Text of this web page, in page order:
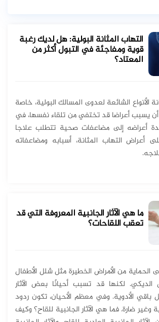
التهاب المثانة البولية: هل لديك رغبة
قوية ومفاجئة في التبول أكثر من
المعتاد؟
الأنواع الشائعة لعدوى المسالك البولية، خاصة
يسبب أعراضا قد تختفي من تلقاء نفسها، في
أعراضه إلى مضاعفات صحية تتطلب علاجا
أعراض التهاب المثانة، أسبابه ومضاعفاته
ما هي الآثار الجانبية المعروفة التي قد
تعقب اللقاحات؟
الحماية من الأمراض الخطيرة مثل شلل الأطفال
الديكي. لكنها قد تسبب أحيانًا بعض الآثار
باقي الأدوية. وفي معظم الأحيان، تكون ردود
ضارة. فما هي الآثار الجانبية للقاح؟ وكيف